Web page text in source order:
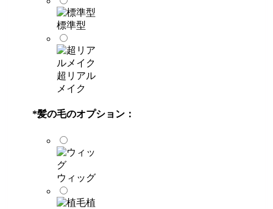
標準型
超リアル
メイク
*髪の毛のオプション：
ウィッグ
植